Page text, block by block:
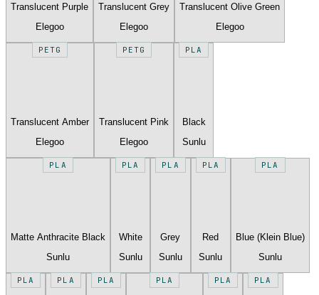
Translucent Purple
Elegoo
Translucent Grey
Elegoo
Translucent Olive Green
Elegoo
PETG
Translucent Amber
Elegoo
PETG
Translucent Pink
Elegoo
PLA
Black
Sunlu
PLA
Matte Anthracite Black
Sunlu
PLA
White
Sunlu
PLA
Grey
Sunlu
PLA
Red
Sunlu
PLA
Blue (Klein Blue)
Sunlu
PLA PLA PLA PLA PLA PLA